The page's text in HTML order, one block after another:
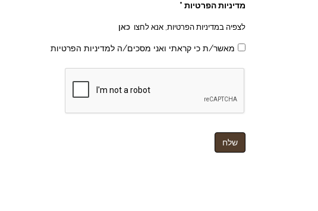
מדיניות הפרטיות *
לצפיה במדיניות הפרטיות, אנא לחצו כאן
מאשר/ת כי קראתי ואני מסכים/ה למדיניות הפרטיות